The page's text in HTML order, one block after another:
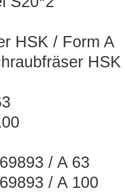
HSK / Form A
HSK
/ A 63
/ A 100